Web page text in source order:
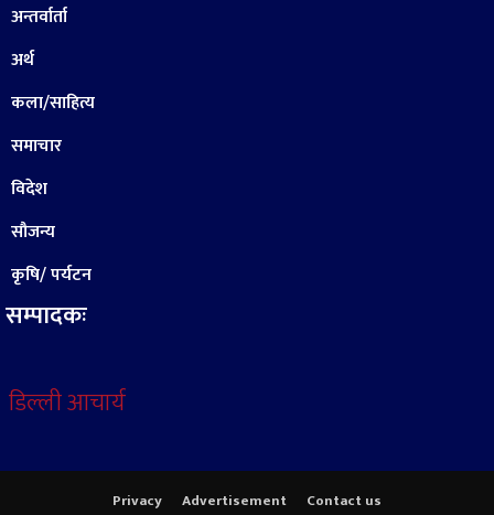
अन्तर्वार्ता
अर्थ
कला/साहित्य
समाचार
विदेश
सौजन्य
कृषि/ पर्यटन
सम्पादकः
डिल्ली आचार्य
Privacy Advertisement Contact us